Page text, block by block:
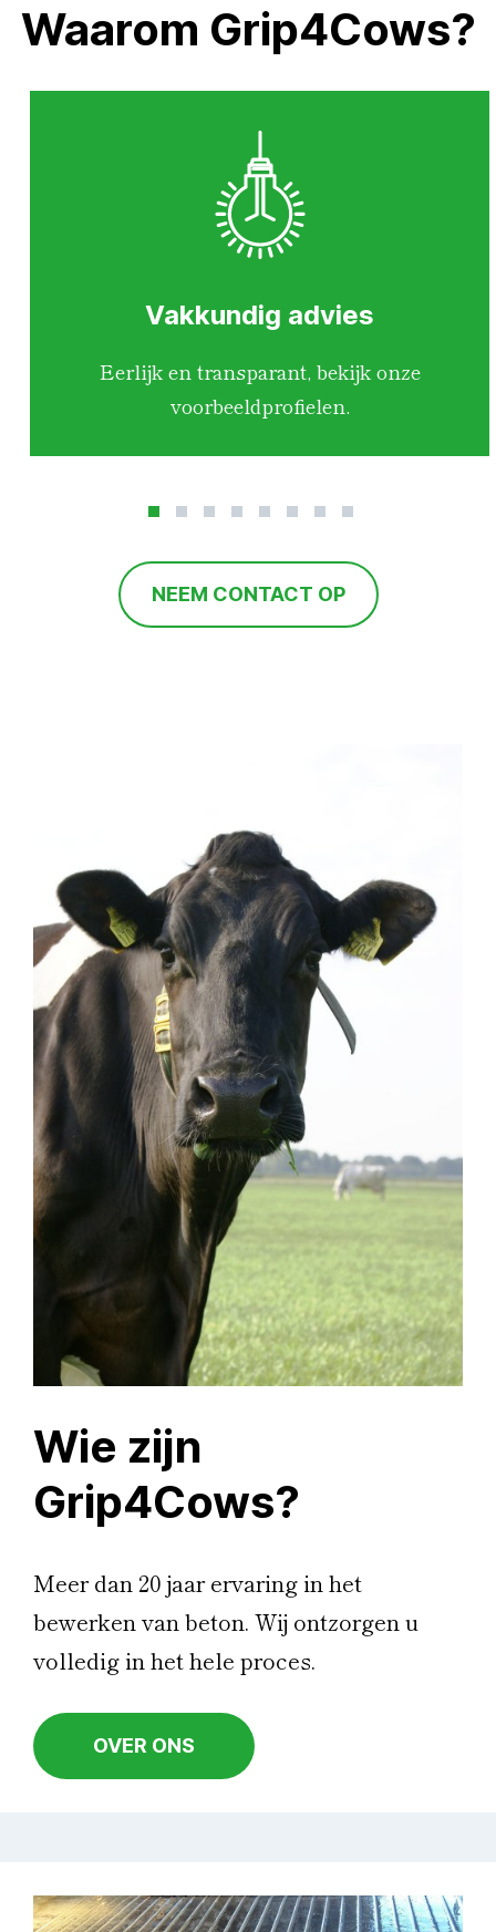
Waarom Grip4Cows?
Vakkundig advies
Eerlijk en transparant, bekijk onze
voorbeeldprofielen.
NEEM CONTACT OP
Wie zijn
Grip4Cows?
Meer dan 20 jaar ervaring in het
bewerken van beton. Wij ontzorgen u
volledig in het hele proces.
OVER ONS